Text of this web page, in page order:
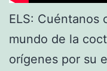
ELS: Cuéntanos
mundo de la
orígenes por su